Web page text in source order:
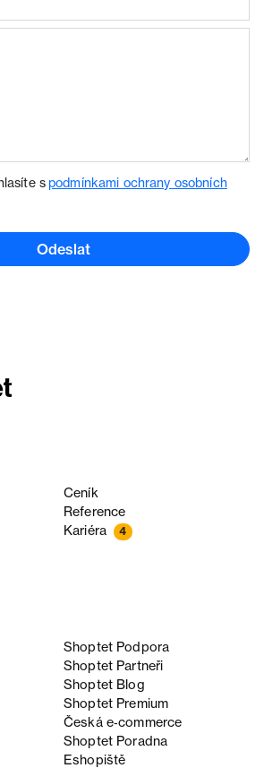
spodmínkami ochrany osobních
Odeslat
Ceník
Reference
Kariéra 4
Shoptet Podpora
Shoptet Partneři
Shoptet Blog
Shoptet Premium
Česká e‑commerce
Shoptet Poradna
Eshopiště